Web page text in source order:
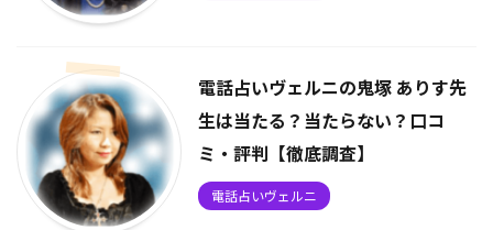
電話占いヴェルニの鬼塚 ありす先
生は当たる？当たらない？口コ
ミ・評判【徹底調査】
電話占いヴェルニ